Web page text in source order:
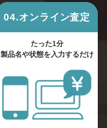
04.オンライン査定
たった1分
製品名や状態を入力するだけ